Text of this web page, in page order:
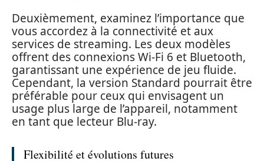
Deuxièmement, examinez l’importance que
vous accordez à la connectivité et aux
services de streaming. Les deux modèles
offrent des connexions Wi-Fi 6 et Bluetooth,
garantissant une expérience de jeu fluide.
Cependant, la version Standard pourrait être
préférable pour ceux qui envisagent un
usage plus large de l’appareil, notamment
en tant que lecteur Blu-ray.
Flexibilité et évolutions futures